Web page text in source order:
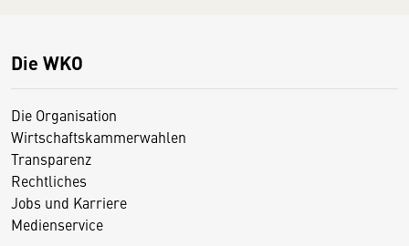
Die WKO
Die Organisation
Wirtschaftskammerwahlen
Transparenz
Rechtliches
Jobs und Karriere
Medienservice